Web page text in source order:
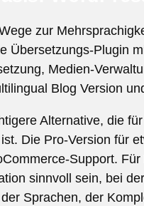
zur
Übersetzungs-Plugin
Medien-
Blog Version
Alternative, die
Die Pro-Version für
Support.
sinnvoll sein, bei
Sprachen, der